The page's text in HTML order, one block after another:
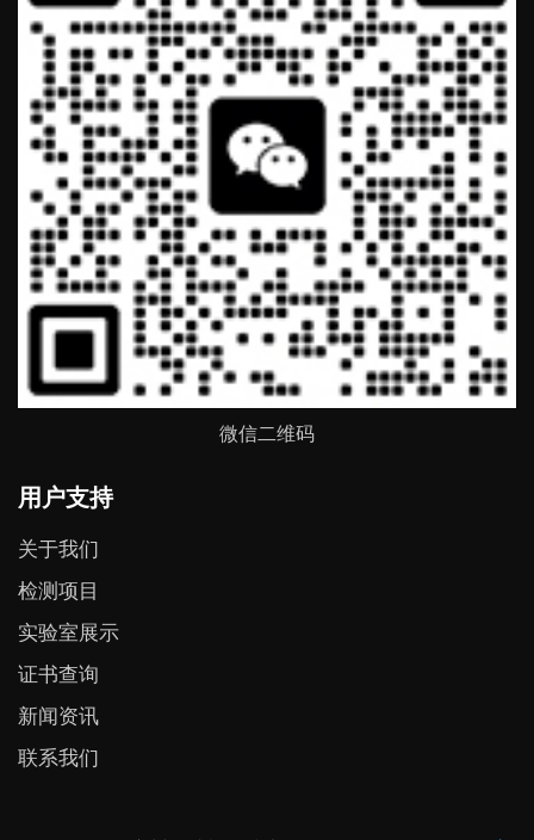
微信二维码
用户支持
关于我们
检测项目
实验室展示
证书查询
新闻资讯
联系我们